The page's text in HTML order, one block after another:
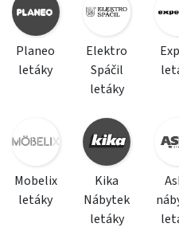
Planeo
letáky
Elektro
Spáčil
letáky
Mobelix
letáky
Kika
Nábytek
letáky